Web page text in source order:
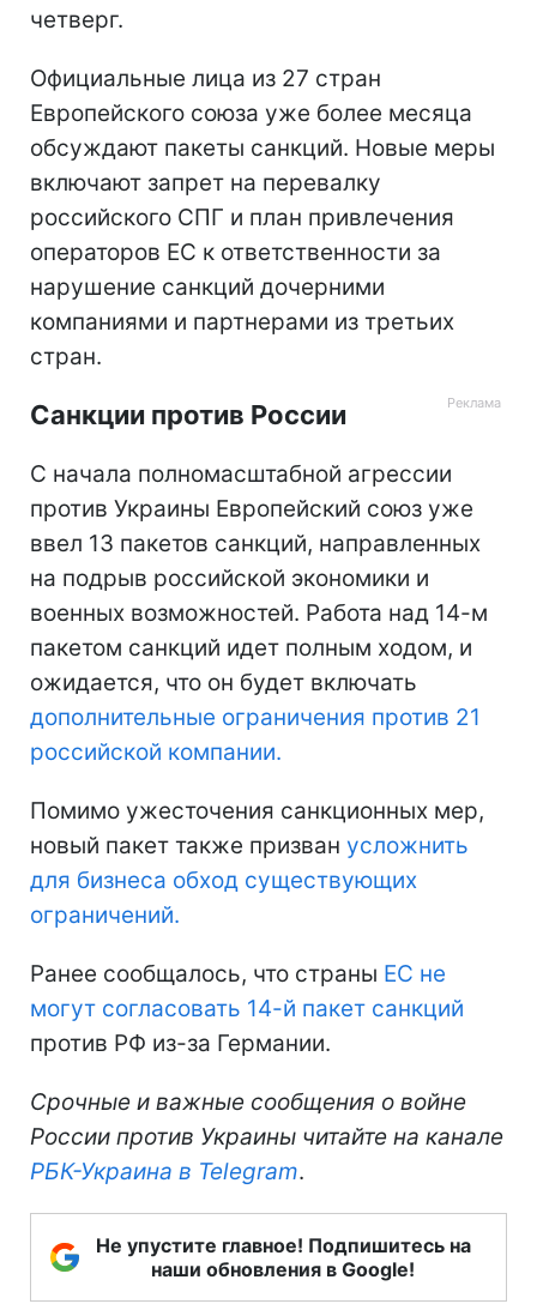
четверг.
Официальные лица из 27 стран
Европейского союза уже более месяца
обсуждают пакеты санкций. Новые меры
включают запрет на перевалку
российского СПГ и план привлечения
операторов ЕС к ответственности за
нарушение санкций дочерними
компаниями и партнерами из третьих
стран.
Санкции против России
С начала полномасштабной агрессии
против Украины Европейский союз уже
ввел 13 пакетов санкций, направленных
на подрыв российской экономики и
военных возможностей. Работа над 14-м
пакетом санкций идет полным ходом, и
ожидается, что он будет включать
дополнительные ограничения против 21
российской компании.
Помимо ужесточения санкционных мер,
новый пакет также призван усложнить
для бизнеса обход существующих
ограничений.
Ранее сообщалось, что страны ЕС не
могут согласовать 14-й пакет санкций
против РФ из-за Германии.
Срочные и важные сообщения о войне
России против Украины читайте на канале
РБК-Украина в Telegram.
Не упустите главное! Подпишитесь на
наши обновления в Google!